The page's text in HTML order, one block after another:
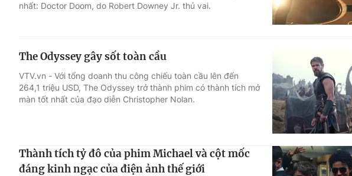
nhất: Doctor Doom, do Robert Downey Jr. thủ vai.
The Odyssey gây sốt toàn cầu
VTV.vn - Với tổng doanh thu công chiếu toàn cầu lên đến
264,1 triệu USD, The Odyssey trở thành phim có thành tích mở
màn tốt nhất của đạo diễn Christopher Nolan.
Thành tích tỷ đô của phim Michael và cột mốc
đáng kinh ngạc của điện ảnh thế giới